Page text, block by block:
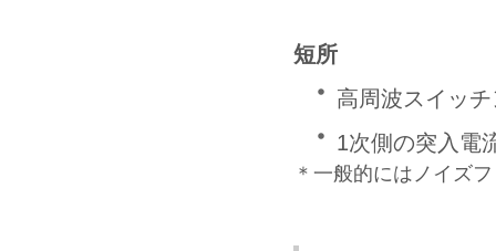
短所
高周波スイッ
1次側の突入電
＊一般的にはノイズ